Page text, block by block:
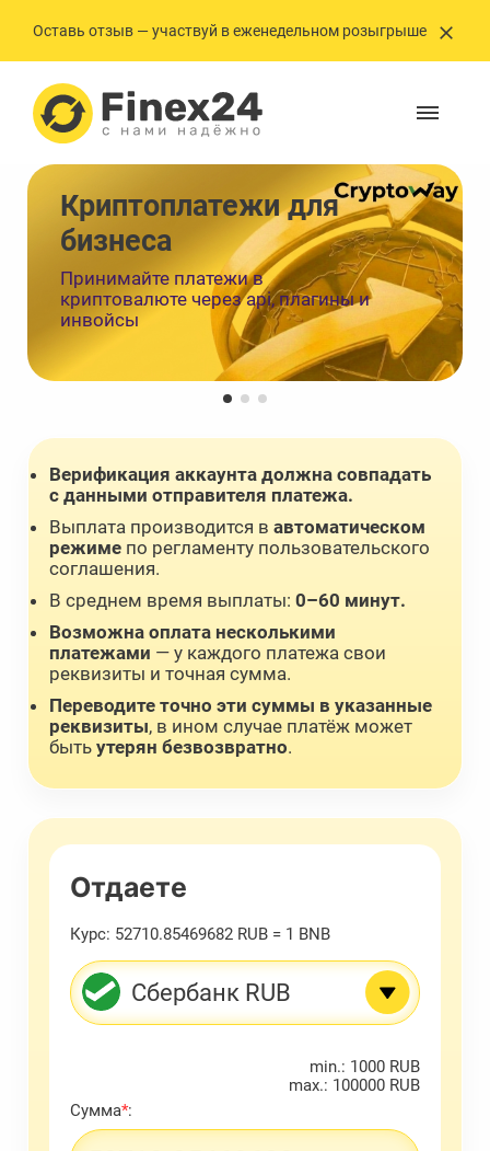
Оставь отзыв — участвуй в еженедельном розыгрыше
Криптоплатежи ㅤㅤㅤㅤㅤㅤдля
бизнеса
Принимайте платежи в
криптовалюте через api, плагины и
инвойсы
Верификация аккаунта должна совпадать
с данными отправителя платежа.
Выплата производится в автоматическом
режимепо регламенту пользовательского
соглашения.
В среднем время выплаты: 0–60 минут.
Возможна оплата несколькими
платежами — у каждого платежа свои
реквизиты и точная сумма.
Переводите точно эти суммы в указанные
реквизиты, в ином случае платёж может
быть утерян безвозвратно.
Отдаете
Курс: 52710.85469682 RUB = 1 BNB
min.: 1000 RUB
max.: 100000 RUB
Сбербанк RUB
Сумма*: